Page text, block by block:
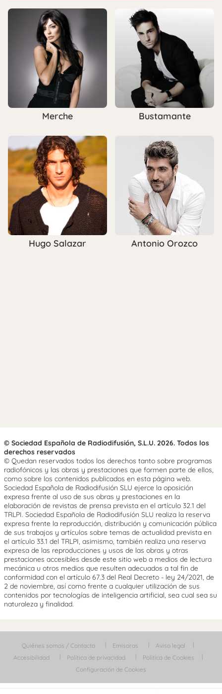
Merche Bustamante
Hugo Salazar Antonio Orozco
© Sociedad Española de Radiodifusión, S.L.U. 2026. Todos los
derechos reservados
© Quedan reservados todos los derechos tanto sobre programas
radiofónicos y las obras y prestaciones que formen parte de ellos,
como sobre los contenidos publicados en esta página web.
Sociedad Española de Radiodifusión SLU ejerce la oposición
expresa frente al uso de sus obras y prestaciones en la
elaboración de revistas de prensa prevista en el artículo 32.1 del
TRLPI. Sociedad Española de Radiodifusión SLU realiza la reserva
expresa frente la reproducción, distribución y comunicación pública
de sus trabajos y artículos sobre temas de actualidad prevista en
el artículo 33.1 del TRLPI, asimismo, también realiza una reserva
expresa de las reproducciones y usos de las obras y otras
prestaciones accesibles desde este sitio web a medios de lectura
mecánica u otros medios que resulten adecuados a tal fin de
conformidad con el artículo 67.3 del Real Decreto - ley 24/2021, de
2 de noviembre, así como frente a cualquier utilización de sus
contenidos por tecnologías de inteligencia artificial, sea cual sea su
naturaleza y finalidad.
Quiénes somos / Contacta Emisoras
Aviso legal
Accesibilidad
Política de privacidad
Política de Cookies
Configuración de Cookies